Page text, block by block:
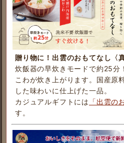
贈り物に！出雲のおもてなし〈
炊飯器の早炊きモードで約25分
こわが炊き上がります。国産原
した味わいに仕上げた一品。
カジュアルギフトには 「出雲の
す。